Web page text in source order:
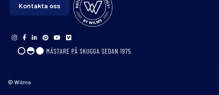
Kontakta oss
© Wilms